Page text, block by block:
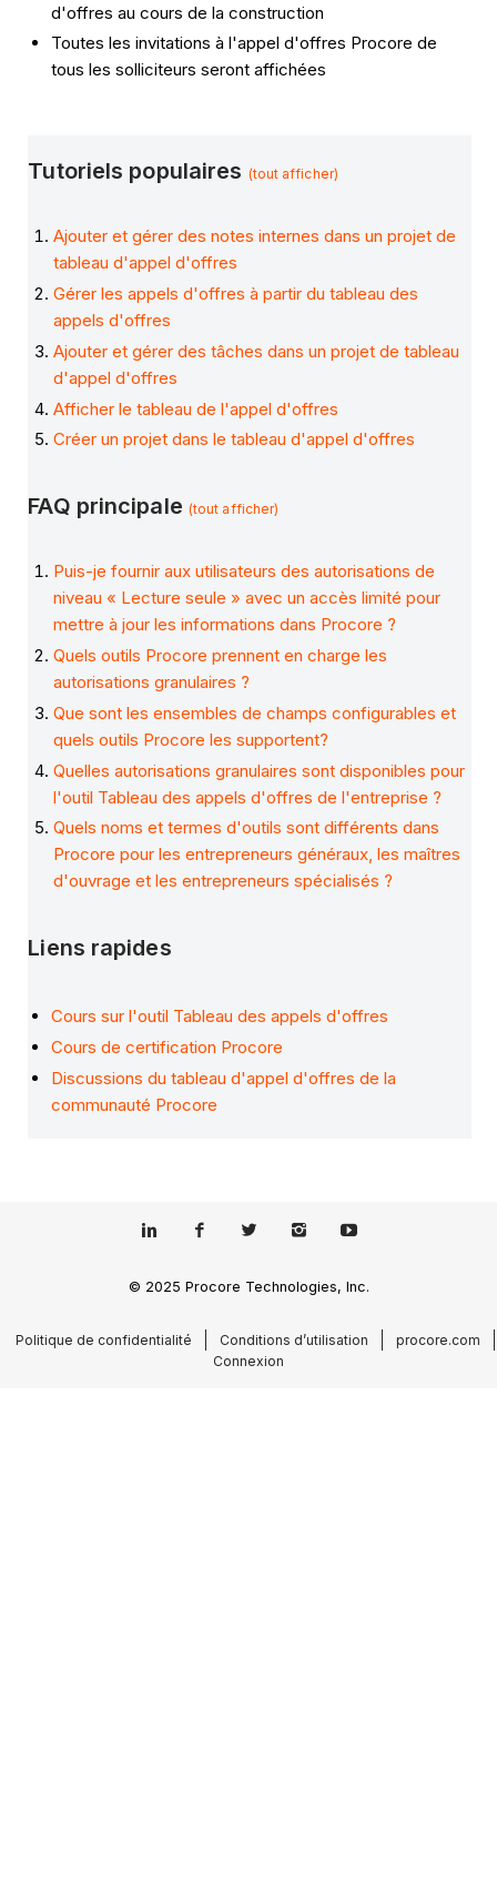
d'offres au cours de la construction
Toutes les invitations à l'appel d'offres Procore de
tous les solliciteurs seront affichées
Tutoriels populaires (tout afficher)
Ajouter et gérer des notes internes dans un projet de
tableau d'appel d'offres
Gérer les appels d'offres à partir du tableau des
appels d'offres
Ajouter et gérer des tâches dans un projet de tableau
d'appel d'offres
Afficher le tableau de l'appel d'offres
Créer un projet dans le tableau d'appel d'offres
FAQ principale (tout afficher)
Puis-je fournir aux utilisateurs des autorisations de
niveau « Lecture seule » avec un accès limité pour
mettre à jour les informations dans Procore ?
Quels outils Procore prennent en charge les
autorisations granulaires ?
Que sont les ensembles de champs configurables et
quels outils Procore les supportent?
Quelles autorisations granulaires sont disponibles pour
l'outil Tableau des appels d'offres de l'entreprise ?
Quels noms et termes d'outils sont différents dans
Procore pour les entrepreneurs généraux, les maîtres
d'ouvrage et les entrepreneurs spécialisés ?
Liens rapides
Cours sur l'outil Tableau des appels d'offres
Cours de certification Procore
Discussions du tableau d'appel d'offres de la
communauté Procore
© 2025 Procore Technologies, Inc.
Politique de confidentialité Conditions d’utilisation
procore.com
Connexion